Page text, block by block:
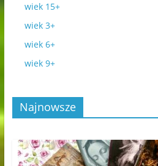
wiek 15+
wiek 3+
wiek 6+
wiek 9+
Najnowsze